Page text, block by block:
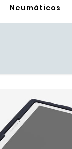
Neumáticos